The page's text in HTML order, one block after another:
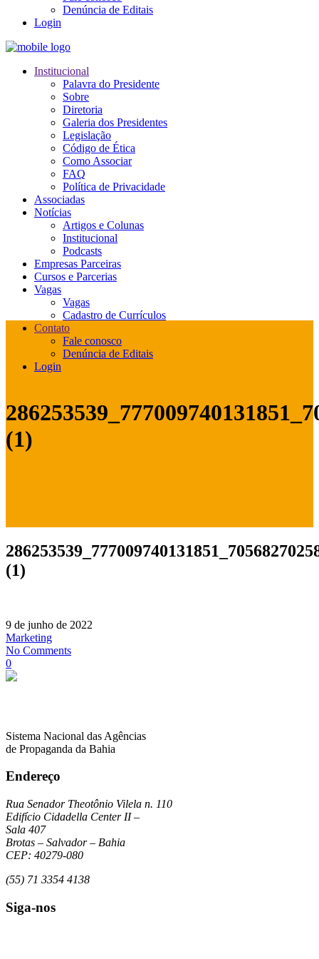
Denúncia de Editais
Login
Institucional
Palavra do Presidente
Sobre
Diretoria
Galeria dos Presidentes
Legislação
Código de Ética
Como Associar
FAQ
Política de Privacidade
Associadas
Notícias
Artigos e Colunas
Institucional
Podcasts
Empresas Parceiras
Cursos e Parcerias
Vagas
Vagas
Cadastro de Currículos
Contato
Fale conosco
Denúncia de Editais
Login
(1)
(1)
9 de junho de 2022
Marketing
No Comments
0
Sistema Nacional das Agências
de Propaganda da Bahia
Endereço
Rua Senador Theotônio Vilela n. 110
Edifício Cidadella Center II –
Sala 407
Brotas – Salvador – Bahia
CEP: 40279-080
(55) 71 3354 4138
Siga-nos